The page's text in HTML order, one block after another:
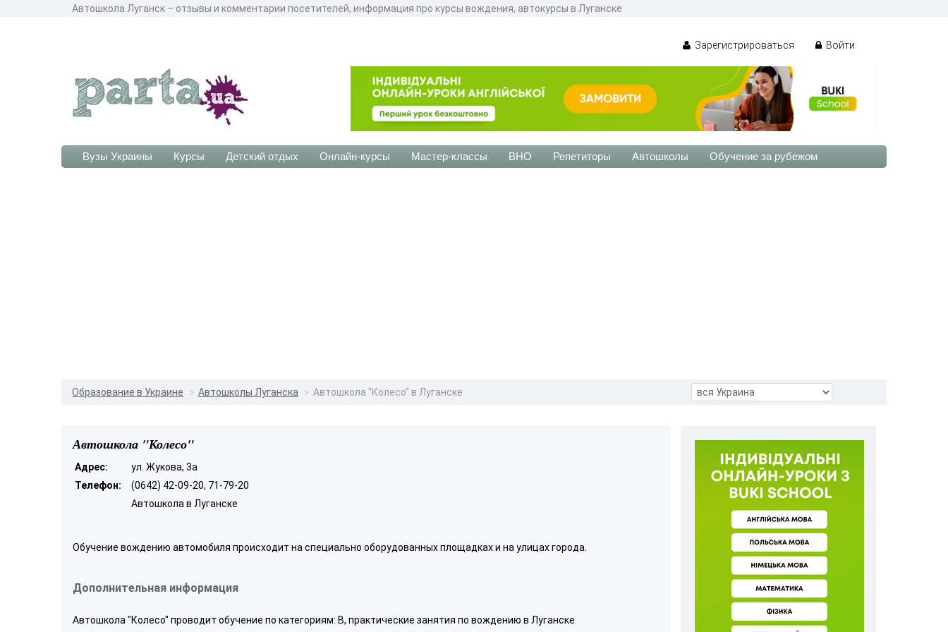
Автошкола Луганск – отзывы и комментарии посетителей, информация про курсы вождения, автокурсы в Луганске
Зарегистрироваться Войти
Вузы Украины Курсы Детский отдых Онлайн-курсы Мастер-классы ВНО Репетиторы Автошколы Обучение за рубежом
Образование в Украине Автошколы Луганска Автошкола "Колесо" в Луганске
Автошкола "Колесо"
Адрес:
ул. Жукова, 3а
Телефон:
(0642) 42-09-20, 71-79-20
Автошкола в Луганске
Обучение вождению автомобиля происходит на специально оборудованных площадках и на улицах города.
Дополнительная информация
Автошкола "Колесо" проводит обучение по категориям: B, практические занятия по вождению в Луганске